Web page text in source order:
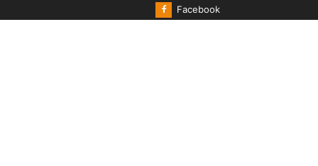
Facebook